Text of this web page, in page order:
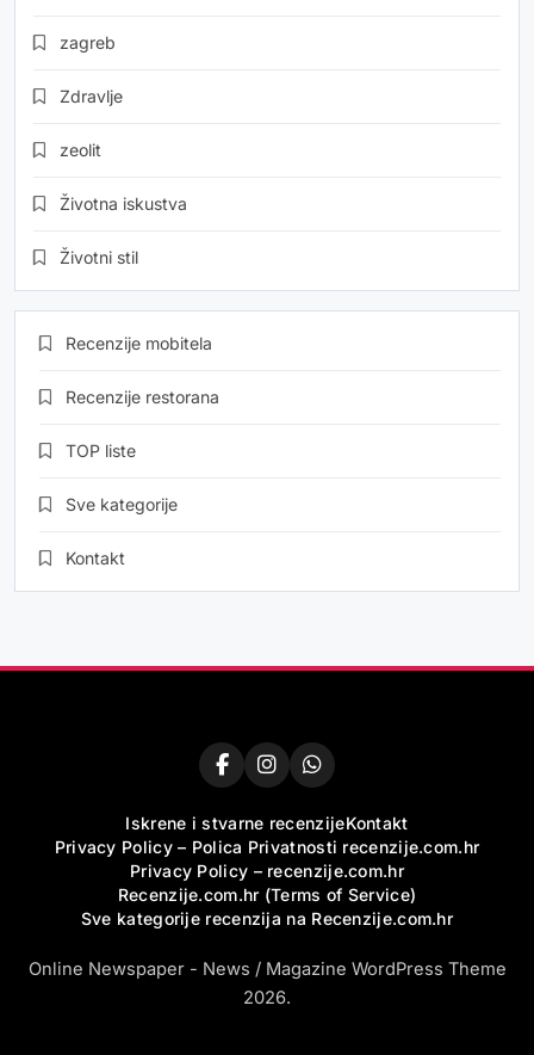
zagreb
Zdravlje
zeolit
Životna iskustva
Životni stil
Recenzije mobitela
Recenzije restorana
TOP liste
Sve kategorije
Kontakt
Iskrene i stvarne recenzijeKontakt
Privacy Policy – Polica Privatnosti recenzije.com.hr
Privacy Policy – recenzije.com.hr
Recenzije.com.hr (Terms of Service)
Sve kategorije recenzija na Recenzije.com.hr
Online Newspaper - News / Magazine WordPress Theme
2026.